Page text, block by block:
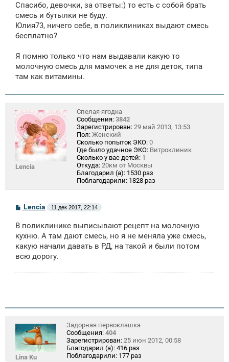
б
щ
н
и
Спасибо, девочки, за ответы:) то есть с собой брать
смесь и бутылки не буду.
Юлия73, ничего себе, в поликлиниках выдают смесь
бесплатно?
Я помню только что нам выдавали какую то
молочную смесь для мамочек а не для деток, типа
там как витамины.
Lencia
Спелая ягодка
Сообщения: 3842
Зарегистрирован: 29 май 2013, 13:53
Пол: Женский
Сколько попыток ЭКО: 0
Где было удачное ЭКО: Витроклиник
Сколько у вас детей: 1
Откуда: 20км от Москвы
Благодарил (а): 1530 раз
Поблагодарили: 1828 раз
С
б
щ
е
н
и
Lencia 11 дек 2017, 22:14
В поликлинике выписывают рецепт на молочную
кухню. А там дают смесь, но я не меняла уже смесь,
какую начали давать в РД, на такой и были потом
всю дорогу.
Lina Ku
Задорная первоклашка
Сообщения: 404
Зарегистрирован: 25 июн 2012, 00:58
Благодарил (а): 416 раз
Поблагодарили: 177 раз